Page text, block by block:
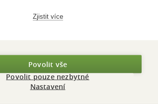
našich knihkupců: 0.0 z 5
Zjistit více
Povolit vše
Povolit pouze nezbytné
Nastavení